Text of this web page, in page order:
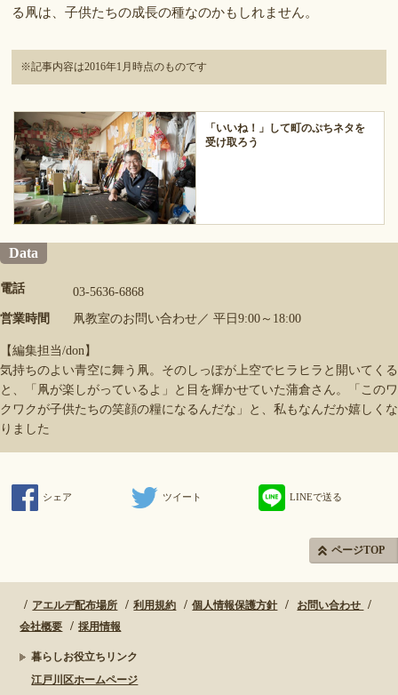
る凧は、子供たちの成長の種なのかもしれません。
※記事内容は2016年1月時点のものです
「いいね！」して町のぷちネタを
受け取ろう
Data
電話
03-5636-6868
営業時間
凧教室のお問い合わせ／ 平日9:00～18:00
【編集担当/don】
気持ちのよい青空に舞う凧。そのしっぽが上空でヒラヒラと開いてくる
と、「凧が楽しがっているよ」と目を輝かせていた蒲倉さん。「このワ
クワクが子供たちの笑顔の糧になるんだな」と、私もなんだか嬉しくな
りました
シェア ツイート LINEで送る
ページTOP
アエルデ配布場所 利用規約 個人情報保護方針
お問い合わせ
会社概要
採用情報
暮らしお役立ちリンク
江戸川区ホームページ